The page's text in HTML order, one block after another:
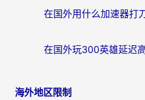
海外地区限制